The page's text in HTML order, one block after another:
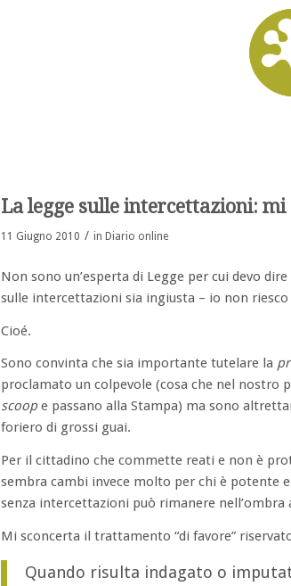
La legge sulle intercettazioni:
11 Giugno 2010 / in Diario online
Non sono un’esperta di Legge per cui devo
sulle intercettazioni sia ingiusta – io non
Cioé.
Sono convinta che sia importante tutelare la
proclamato un colpevole (cosa che nel nostro
scoope passano alla Stampa) ma sono
foriero di grossi guai.
Per il cittadino che commette reati e non è
sembra cambi invece molto per chi è potente
senza intercettazioni può rimanere nell’ombra
Mi sconcerta il trattamento “di favore”
Quando risulta indagato o